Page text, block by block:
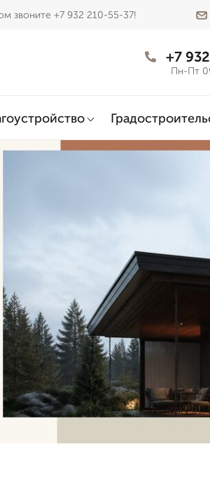
звоните +7 932 210-55-37!
+7
Пн-Пт